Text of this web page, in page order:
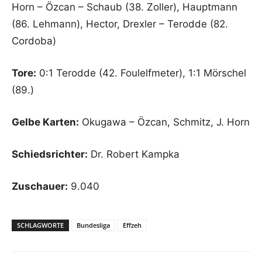
Horn – Özcan – Schaub (38. Zoller), Hauptmann
(86. Lehmann), Hector, Drexler – Terodde (82.
Cordoba)
Tore: 0:1 Terodde (42. Foulelfmeter), 1:1 Mörschel
(89.)
Gelbe Karten: Okugawa – Özcan, Schmitz, J. Horn
Schiedsrichter: Dr. Robert Kampka
Zuschauer: 9.040
SCHLAGWORTE Bundesliga Effzeh